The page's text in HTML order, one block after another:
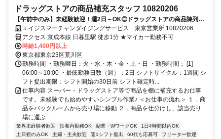
ドラッグストアの商品補充スタッフ 10820206
【午前中のみ】未経験歓迎！週2日～OK◎ドラッグストアの商品陳列ス
タッフエイジスマーチャンダイジングサービス 東京営業所 10820206
アクセス 京成本線 日暮里駅 徒歩1分 ★マイカー勤務不可
時給1,400円以上
東京都東京23区荒川区
勤務時間 ・勤務曜日：火・水・木・金・土・日 ・勤務時間： [1]
06:00～10:00 ・最低勤務日数（週）：2日 シフトサイクル：1週間 シ
フト提出期限：シフト開始の30日前 シフト確定時...
仕事内容 スーパー・ドラッグストア等で商品を棚に補充するお仕事
です。未経験でも始めやすいシンプル作業♪ ＜お仕事の流れ＞ １．商
品をバックルームから売り場に移動 ２．商品を仕分けし、該当売り
場に運ぶ ...
業界未経験者歓迎 扶養内勤務OK 副業・WワークOK
1日4時間以内OK
土日祝のみOK
主婦・主夫歓迎 週1シフト提出 60代も応募可
フリーター歓迎